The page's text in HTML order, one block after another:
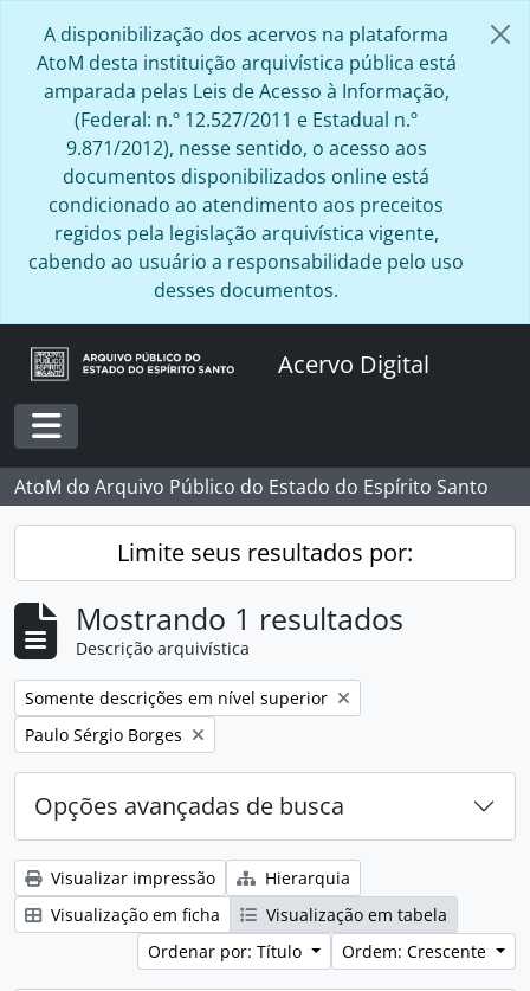
A disponibilização dos acervos na plataforma
AtoM desta instituição arquivística pública está
amparada pelas Leis de Acesso à Informação,
(Federal: n.º 12.527/2011 e Estadual n.º
9.871/2012), nesse sentido, o acesso aos
documentos disponibilizados online está
condicionado ao atendimento aos preceitos
regidos pela legislação arquivística vigente,
cabendo ao usuário a responsabilidade pelo uso
desses documentos.
Acervo Digital
Toggle navigation
AtoM do Arquivo Público do Estado do Espírito Santo
Limite seus resultados por:
Mostrando 1 resultados
Descrição arquivística
Remover filtro:
Somente descrições em nível superior
Remover filtro:
Paulo Sérgio Borges
Opções avançadas de busca
Visualizar impressão
Hierarquia
Visualização em ficha
Visualização em tabela
Ordenar por: Título
Ordem: Crescente